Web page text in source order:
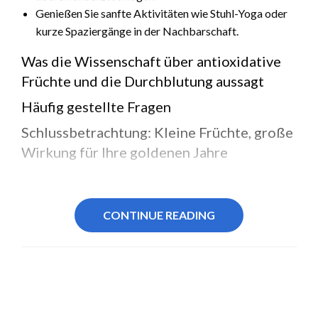
Genießen Sie sanfte Aktivitäten wie Stuhl-Yoga oder
kurze Spaziergänge in der Nachbarschaft.
Was die Wissenschaft über antioxidative
Früchte und die Durchblutung aussagt
Häufig gestellte Fragen
Schlussbetrachtung: Kleine Früchte, große
Wirkung für Ihre goldenen Jahre
CONTINUE READING